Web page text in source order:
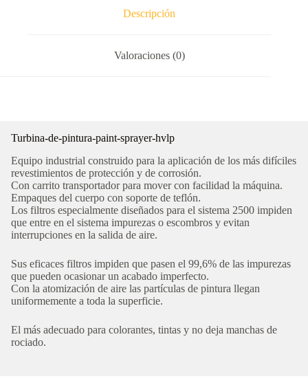
Descripción
Valoraciones (0)
Turbina-de-pintura-paint-sprayer-hvlp
Equipo industrial construido para la aplicación de los más difíciles
revestimientos de protección y de corrosión.
Con carrito transportador para mover con facilidad la máquina.
Empaques del cuerpo con soporte de teflón.
Los filtros especialmente diseñados para el sistema 2500 impiden
que entre en el sistema impurezas o escombros y evitan
interrupciones en la salida de aire.
Sus eficaces filtros impiden que pasen el 99,6% de las impurezas
que pueden ocasionar un acabado imperfecto.
Con la atomización de aire las partículas de pintura llegan
uniformemente a toda la superficie.
El más adecuado para colorantes, tintas y no deja manchas de
rociado.